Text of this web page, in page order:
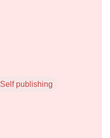
Self publishing